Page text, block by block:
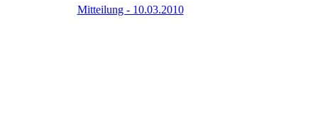
Mitteilung - 10.03.2010